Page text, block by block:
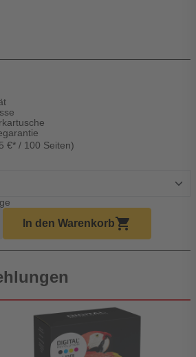
€* / 100 Seiten)
Menge
In den Warenkorbshopping_cart